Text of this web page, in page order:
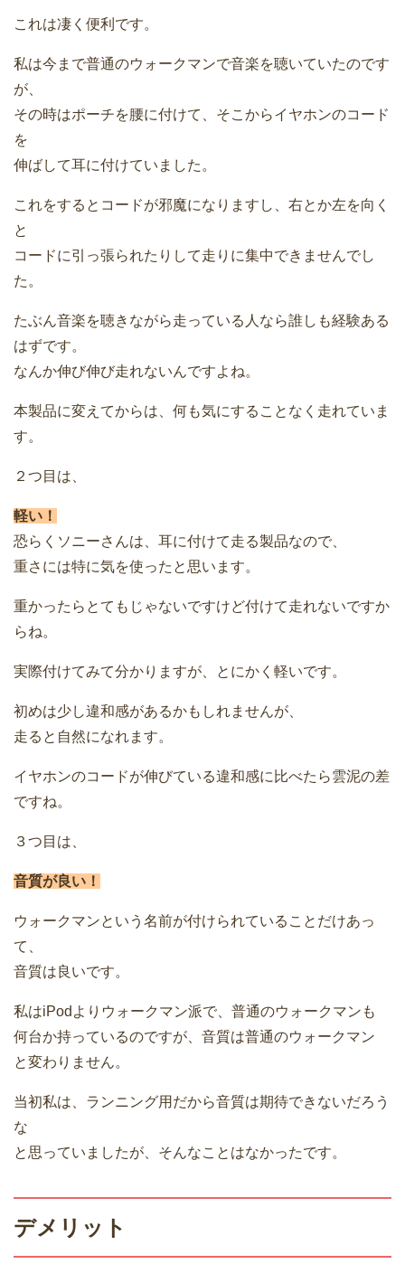
これは凄く便利です。
私は今まで普通のウォークマンで音楽を聴いていたのです
が、
その時はポーチを腰に付けて、そこからイヤホンのコード
を
伸ばして耳に付けていました。
これをするとコードが邪魔になりますし、右とか左を向く
と
コードに引っ張られたりして走りに集中できませんでし
た。
たぶん音楽を聴きながら走っている人なら誰しも経験ある
はずです。
なんか伸び伸び走れないんですよね。
本製品に変えてからは、何も気にすることなく走れていま
す。
２つ目は、
軽い！
恐らくソニーさんは、耳に付けて走る製品なので、
重さには特に気を使ったと思います。
重かったらとてもじゃないですけど付けて走れないですか
らね。
実際付けてみて分かりますが、とにかく軽いです。
初めは少し違和感があるかもしれませんが、
走ると自然になれます。
イヤホンのコードが伸びている違和感に比べたら雲泥の差
ですね。
３つ目は、
音質が良い！
ウォークマンという名前が付けられていることだけあっ
て、
音質は良いです。
私はiPodよりウォークマン派で、普通のウォークマンも
何台か持っているのですが、音質は普通のウォークマン
と変わりません。
当初私は、ランニング用だから音質は期待できないだろう
な
と思っていましたが、そんなことはなかったです。
デメリット